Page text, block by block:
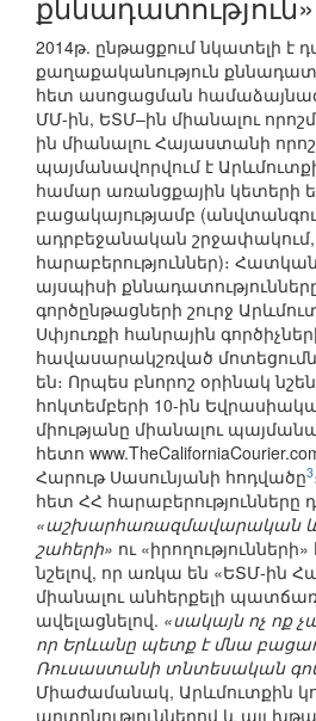
2014թ. ընթացքում նկատելի է
քաղաքականություն
հետ ասոցացման
ՄՄ-ին, ԵՏՄ–ին միանալու
ին միանալու Հայաստանի
պայմանավորվում է
համար առանցքային կետերի
բացակայությամբ
ադրբեջանական
հարաբերություններ)։
այսպիսի
գործընթացների շուրջ
Սփյուռքի հանրային
հավասարակշռված
են։ Որպես բնորոշ օրինակ
հոկտեմբերի 10-ին
միությանը միանալու
հետո
Հարութ Սասունյանի հոդվածը3
հետ ՀՀ հարաբերությունները
«աշխարհառազմավարական
շահերի» ու
նշելով, որ առկա են «ԵՏՄ-ին
միանալու անհերքելի
ավելացնելով. «սակայն ոչ ոք
որ Երևանը պետք է մնա
Ռուսաստանի տնտեսական
Միաժամանակ, Արևմուտքին
արտոնություններով և այլ